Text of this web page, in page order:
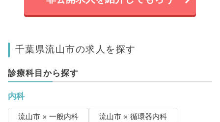
千葉県流山市の求人を探す
診療科目から探す
内科
流山市 × 一般内科
流山市 × 循環器内科